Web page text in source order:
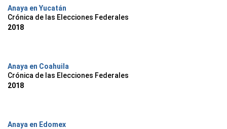
Anaya en Yucatán
Crónica de las Elecciones Federales
2018
Anaya en Coahuila
Crónica de las Elecciones Federales
2018
Anaya en Edomex